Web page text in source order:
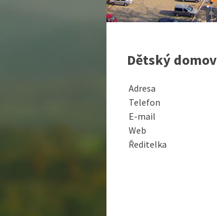
Dětský domov
Adresa
Telefon
E-mail
Web
Ředitelka